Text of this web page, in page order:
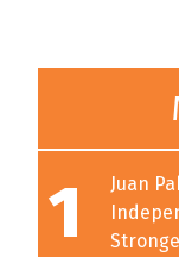
1
Juan